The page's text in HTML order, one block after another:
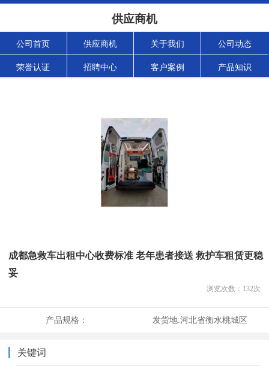
供应商机
公司首页 供应商机 关于我们 公司动态
荣誉认证 招聘中心 客户案例 产品知识
成都急救车出租中心收费标准 老年患者接送 救护车租赁更稳
妥
浏览次数： 132次
产品规格： 发货地:河北省衡水桃城区
关键词